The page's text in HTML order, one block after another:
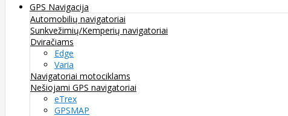
GPS Navigacija
Automobilių navigatoriai
Sunkvežimių/Kemperių navigatoriai
Dviračiams
Edge
Varia
Navigatoriai motociklams
Nešiojami GPS navigatoriai
eTrex
GPSMAP